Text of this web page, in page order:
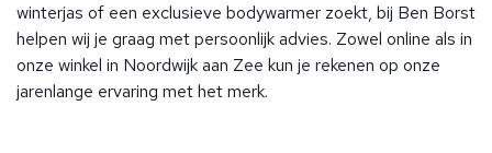
winterjas of een exclusieve bodywarmer zoekt, bij Ben Borst
helpen wij je graag met persoonlijk advies. Zowel online als in
onze winkel in Noordwijk aan Zee kun je rekenen op onze
jarenlange ervaring met het merk.